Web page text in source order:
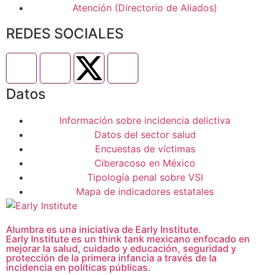
Atención (Directorio de Aliados)
REDES SOCIALES
Datos
Información sobre incidencia delictiva
Datos del sector salud
Encuestas de víctimas
Ciberacoso en México
Tipología penal sobre VSI
Mapa de indicadores estatales
Alumbra es una iniciativa de Early Institute.
Early Institute es un think tank mexicano enfocado en
mejorar la salud, cuidado y educación, seguridad y
protección de la primera infancia a través de la
incidencia en políticas públicas.